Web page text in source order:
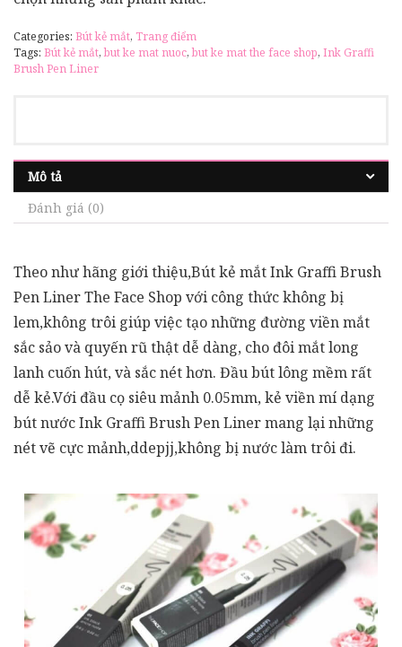
Categories: Bút kẻ mắt, Trang điểm
Tags: Bút kẻ mắt,but ke mat nuoc,but ke mat the face shop, Ink Graffi
Brush Pen Liner
Mô tả
Đánh giá (0)
Theo như hãng giới thiệu,Bút kẻ mắt Ink Graffi Brush
Pen Liner The Face Shop với công thức không bị
lem,không trôi giúp việc tạo những đường viền mắt
sắc sảo và quyến rũ thật dễ dàng, cho đôi mắt long
lanh cuốn hút, và sắc nét hơn. Đầu bút lông mềm rất
dễ kẻ.Với đầu cọ siêu mảnh 0.05mm, kẻ viền mí dạng
bút nước Ink Graffi Brush Pen Liner mang lại những
nét vẽ cực mảnh,ddepjj,không bị nước làm trôi đi.